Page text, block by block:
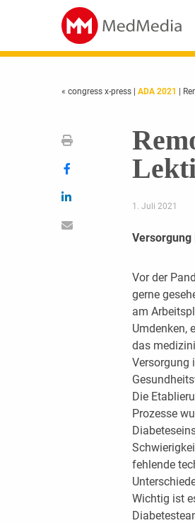
« congress x-press ADA 2021 |
1. Juli 2021
Versorgung
Vor der
gerne
am
Umdenken,
das
Versorgung
Die
Prozesse
fehlende
Wichtig ist